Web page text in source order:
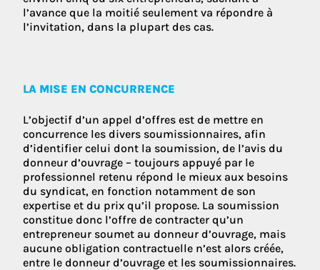
l’avance que la moitié seulement va répondre à
l’invitation, dans la plupart des cas.
LA MISE EN CONCURRENCE
L’objectif d’un appel d’offres est de mettre en
concurrence les divers soumissionnaires, afin
d’identifier celui dont la soumission, de l’avis du
donneur d’ouvrage – toujours appuyé par le
professionnel retenu répond le mieux aux besoins
du syndicat, en fonction notamment de son
expertise et du prix qu’il propose. La soumission
constitue donc l’offre de contracter qu’un
entrepreneur soumet au donneur d’ouvrage, mais
aucune obligation contractuelle n’est alors créée,
entre le donneur d’ouvrage et les soumissionnaires.